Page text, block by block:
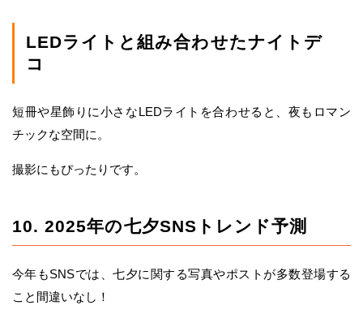
LEDライトと組み合わせたナイトデ
コ
短冊や星飾りに小さなLEDライトを合わせると、夜もロマン
チックな空間に。
撮影にもぴったりです。
10. 2025年の七夕SNSトレンド予測
今年もSNSでは、七夕に関する写真やポストが多数登場する
こと間違いなし！